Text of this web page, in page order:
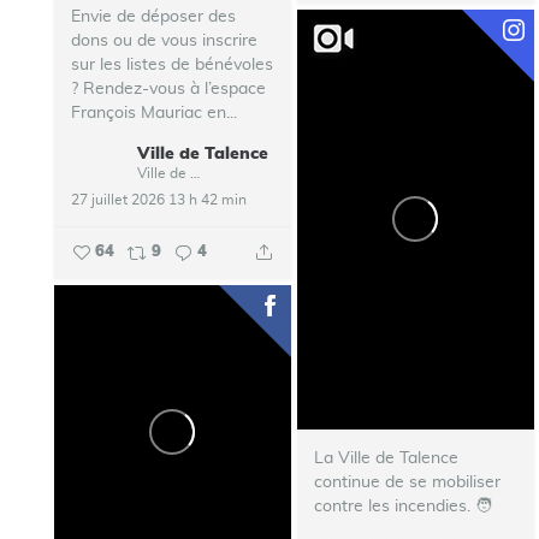
Envie de déposer des
dons ou de vous inscrire
sur les listes de bénévoles
? Rendez-vous à l’espace
François Mauriac en...
Ville de Talence
27 juillet 2026 13 h 42 min
64 9 4
La Ville de Talence
continue de se mobiliser
contre les incendies. ‍🧑‍